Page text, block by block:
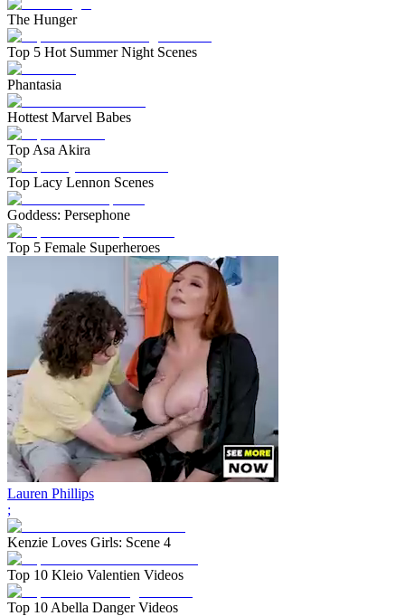
The Hunger
Top 5 Hot Summer Night Scenes
Phantasia
Hottest Marvel Babes
Top Asa Akira
Top Lacy Lennon Scenes
Goddess: Persephone
Top 5 Female Superheroes
Lauren Phillips
;
Kenzie Loves Girls: Scene 4
Top 10 Kleio Valentien Videos
Top 10 Abella Danger Videos